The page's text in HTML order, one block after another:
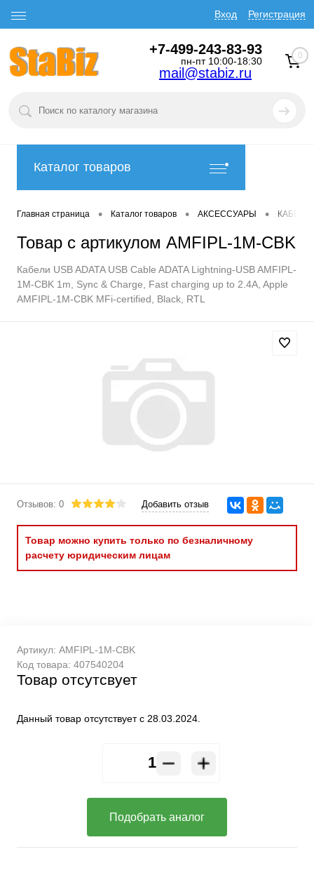
Вход Регистрация
+7-499-243-83-93
пн-пт 10:00-18:30
mail@stabiz.ru
0
Каталог товаров
Главная страница • Каталог товаров • АКСЕССУАРЫ •
Товар с артикулом AMFIPL-1M-CBK
Кабели USB ADATA USB Cable ADATA Lightning-USB AMFIPL-
1M-CBK 1m, Sync & Charge, Fast charging up to 2.4A, Apple
AMFIPL-1M-CBK MFi-certified, Black, RTL
Отзывов: 0 Добавить отзыв
Товар можно купить только по безналичному
расчету юридическим лицам
Артикул: AMFIPL-1M-CBK
Код товара: 407540204
Товар отсутсвует
Данный товар отсутствует с 28.03.2024.
Подобрать аналог